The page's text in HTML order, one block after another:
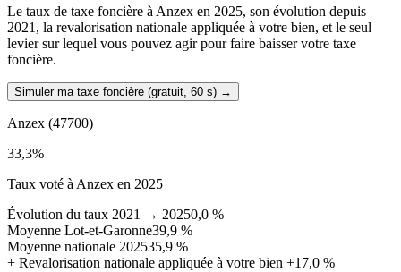
Le taux de taxe foncière à Anzex en 2025, son évolution depuis
2021, la revalorisation nationale appliquée à votre bien, et le seul
levier sur lequel vous pouvez agir pour faire baisser votre taxe
foncière.
Simuler ma taxe foncière (gratuit, 60 s) →
Anzex (47700)
33,3%
Taux voté à Anzex en 2025
Évolution du taux 2021 → 20250,0 %
Moyenne Lot-et-Garonne39,9 %
Moyenne nationale 202535,9 %
+ Revalorisation nationale appliquée à votre bien +17,0 %